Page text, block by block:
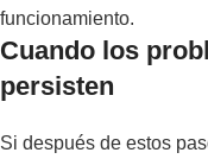
funcionamiento.
Cuando los
persisten
Si después de estos